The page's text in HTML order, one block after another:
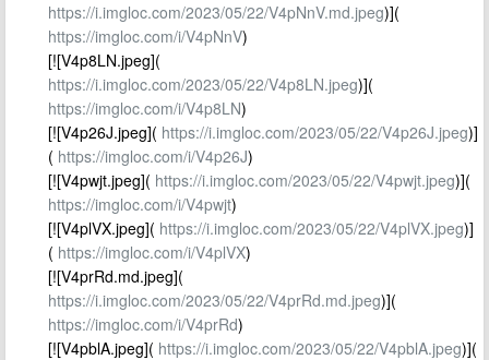
https://i.imgloc.com/2023/05/22/V4pNnV.md.jpeg)](
https://imgloc.com/i/V4pNnV)
[![V4p8LN.jpeg](
https://i.imgloc.com/2023/05/22/V4p8LN.jpeg)](
https://imgloc.com/i/V4p8LN)
[![V4p26J.jpeg]( https://i.imgloc.com/2023/05/22/V4p26J.jpeg)]
( https://imgloc.com/i/V4p26J)
[![V4pwjt.jpeg]( https://i.imgloc.com/2023/05/22/V4pwjt.jpeg)](
https://imgloc.com/i/V4pwjt)
[![V4plVX.jpeg]( https://i.imgloc.com/2023/05/22/V4plVX.jpeg)]
( https://imgloc.com/i/V4plVX)
[![V4prRd.md.jpeg](
https://i.imgloc.com/2023/05/22/V4prRd.md.jpeg)](
https://imgloc.com/i/V4prRd)
[![V4pblA.jpeg]( https://i.imgloc.com/2023/05/22/V4pblA.jpeg)](